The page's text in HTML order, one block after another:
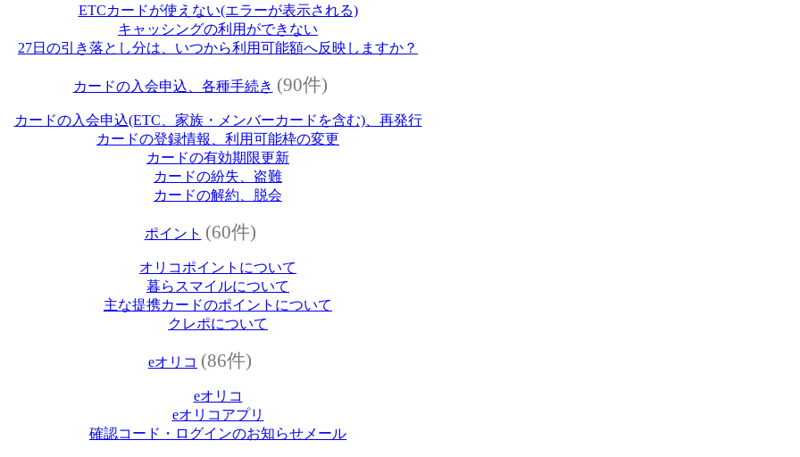
ETCカードが使えない(エラーが表示される)
キャッシングの利用ができない
27日の引き落とし分は、いつから利用可能額へ反映しますか？
カードの入会申込、各種手続き (90件)
カードの入会申込(ETC、家族・メンバーカードを含む)、再発行
カードの登録情報、利用可能枠の変更
カードの有効期限更新
カードの紛失、盗難
カードの解約、脱会
ポイント (60件)
オリコポイントについて
暮らスマイルについて
主な提携カードのポイントについて
クレポについて
eオリコ (86件)
eオリコ
eオリコアプリ
確認コード・ログインのお知らせメール